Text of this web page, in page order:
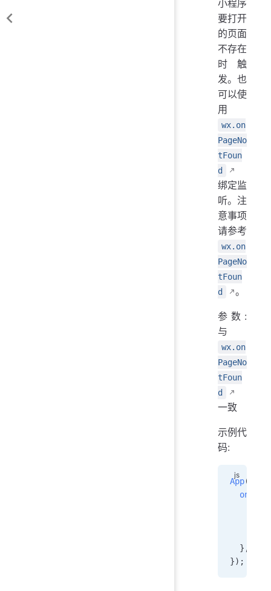
小程序
要打开
的页面
不存在
时触
发。也
可以使
用
wx.on
PageNo
tFoun
d
绑定监
听。注
意事项
请参考
wx.on
PageNo
tFoun
d
。
参数:
与
wx.on
PageNo
tFoun
d
一致
示例代
码:
App({
  },
});